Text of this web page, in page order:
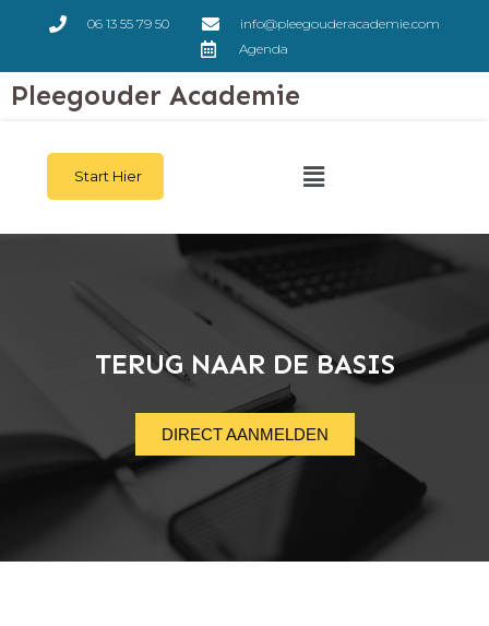
06 13 55 79 50
info@pleegouderacademie.com
Agenda
Pleegouder Academie
Start Hier
TERUG NAAR DE BASIS
DIRECT AANMELDEN